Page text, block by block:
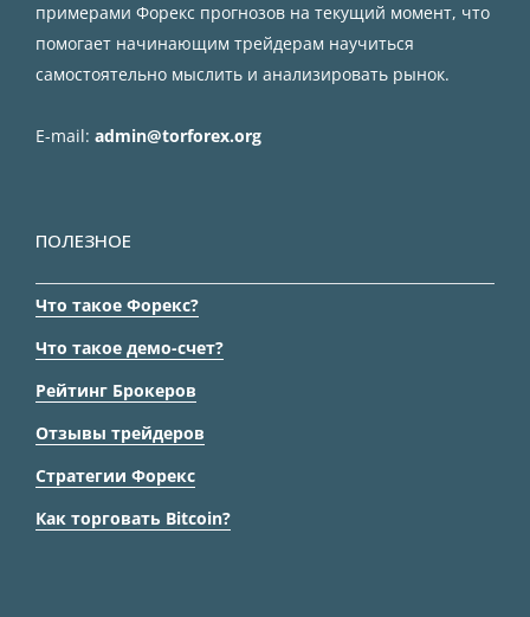
примерами Форекс прогнозов на текущий момент, что
помогает начинающим трейдерам научиться
самостоятельно мыслить и анализировать рынок.
E-mail: admin@torforex.org
ПОЛЕЗНОЕ
Что такое Форекс?
Что такое демо-счет?
Рейтинг Брокеров
Отзывы трейдеров
Стратегии Форекс
Как торговать Bitcoin?